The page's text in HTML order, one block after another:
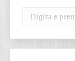
Cerca: